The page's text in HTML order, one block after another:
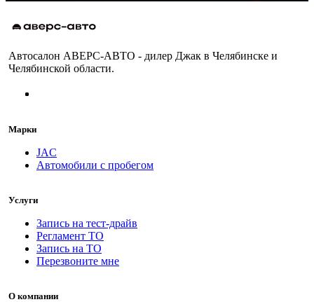
Автосалон АВЕРС-АВТО - дилер Джак в Челябинске и
Челябинской области.
Марки
JAC
Автомобили с пробегом
Услуги
Запись на тест-драйв
Регламент ТО
Запись на ТО
Перезвоните мне
О компании